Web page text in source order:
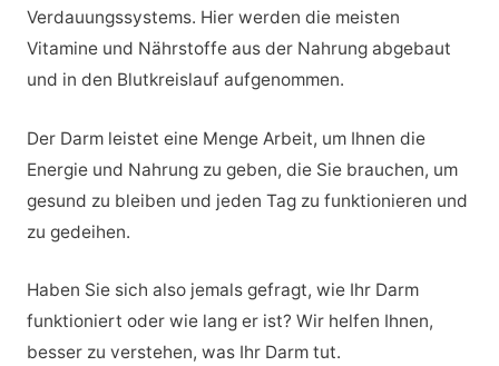
Verdauungssystems. Hier werden die meisten
Vitamine und Nährstoffe aus der Nahrung abgebaut
und in den Blutkreislauf aufgenommen.
Der Darm leistet eine Menge Arbeit, um Ihnen die
Energie und Nahrung zu geben, die Sie brauchen, um
gesund zu bleiben und jeden Tag zu funktionieren und
zu gedeihen.
Haben Sie sich also jemals gefragt, wie Ihr Darm
funktioniert oder wie lang er ist? Wir helfen Ihnen,
besser zu verstehen, was Ihr Darm tut.